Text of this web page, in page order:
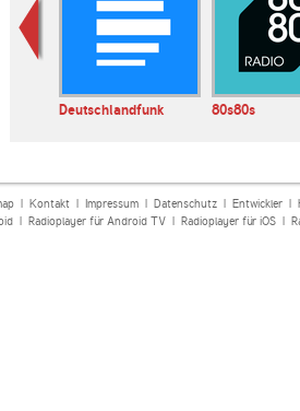
Deutschlandfunk 80s80s
| Kontakt| Impressum| Datenschutz| Entwickler|
| Radioplayer für Android TV| Radioplayer für iOS|